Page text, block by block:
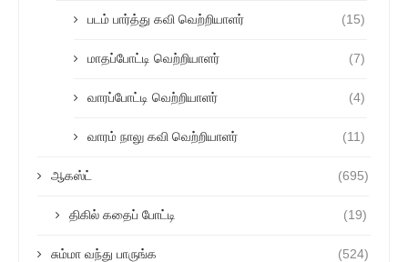
படம் பார்த்து கவி வெற்றியாளர் (15)
மாதப்போட்டி வெற்றியாளர் (7)
வாரப்போட்டி வெற்றியாளர் (4)
வாரம் நாலு கவி வெற்றியாளர் (11)
ஆகஸ்ட் (695)
திகில் கதைப் போட்டி (19)
சும்மா வந்து பாருங்க (524)